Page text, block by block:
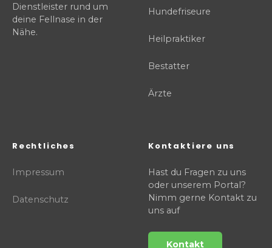
Dienstleister rund um
deine Fellnase in der
Nähe.
Hundefriseure
Heilpraktiker
Bestatter
Ärzte
Rechtliches
Impressum
Datenschutz
Kontaktiere uns
Hast du Fragen zu uns
oder unserem Portal?
Nimm gerne Kontakt zu
uns auf
Kontakt